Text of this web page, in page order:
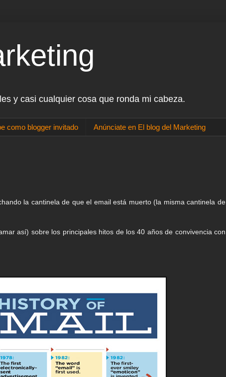
y casi cualquier cosa que ronda mi cabeza.
como blogger invitado Anúnciate en El blog del Marketing
la cantinela de que el email está muerto (la misma cantinela de
así) sobre los principales hitos de los 40 años de convivencia con